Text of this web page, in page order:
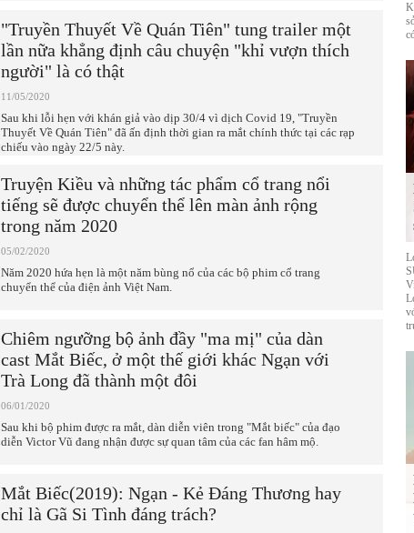
"Truyền Thuyết Về Quán Tiên" tung trailer một
lần nữa khẳng định câu chuyện "khỉ vượn thích
người" là có thật
11/05/2020
Sau khi lỗi hẹn với khán giả vào dịp 30/4 vì dịch Covid 19, "Truyền
Thuyết Về Quán Tiên" đã ấn định thời gian ra mắt chính thức tại các rạp
chiếu vào ngày 22/5 này.
Truyện Kiều và những tác phẩm cổ trang nổi
tiếng sẽ được chuyển thể lên màn ảnh rộng
trong năm 2020
05/02/2020
Năm 2020 hứa hẹn là một năm bùng nổ của các bộ phim cổ trang
chuyển thể của điện ảnh Việt Nam.
Chiêm ngưỡng bộ ảnh đầy "ma mị" của dàn
cast Mắt Biếc, ở một thế giới khác Ngạn với
Trà Long đã thành một đôi
06/01/2020
Sau khi bộ phim được ra mắt, dàn diễn viên trong "Mắt biếc" của đạo
diễn Victor Vũ đang nhận được sự quan tâm của các fan hâm mộ.
Mắt Biếc(2019): Ngạn - Kẻ Đáng Thương hay
chỉ là Gã Si Tình đáng trách?